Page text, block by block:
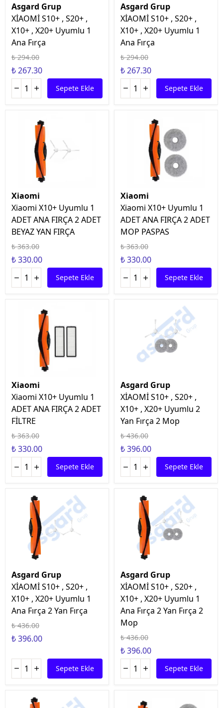
Asgard Grup
XİAOMİ S10+ , S20+ ,
X10+ , X20+ Uyumlu 1
Ana Fırça
₺ 294.00
₺ 267.30
Sepete Ekle
Asgard Grup
XİAOMİ S10+ , S20+ ,
X10+ , X20+ Uyumlu 1
Ana Fırça
₺ 294.00
₺ 267.30
Sepete Ekle
Xiaomi
Xiaomi X10+ Uyumlu 1
ADET ANA FIRÇA 2 ADET
BEYAZ YAN FIRÇA
₺ 363.00
₺ 330.00
Sepete Ekle
Xiaomi
Xiaomi X10+ Uyumlu 1
ADET ANA FIRÇA 2 ADET
MOP PASPAS
₺ 363.00
₺ 330.00
Sepete Ekle
Xiaomi
Xiaomi X10+ Uyumlu 1
ADET ANA FIRÇA 2 ADET
FİLTRE
₺ 363.00
₺ 330.00
Sepete Ekle
Asgard Grup
XİAOMİ S10+ , S20+ ,
X10+ , X20+ Uyumlu 2
Yan Fırça 2 Mop
₺ 436.00
₺ 396.00
Sepete Ekle
Asgard Grup
XİAOMİ S10+ , S20+ ,
X10+ , X20+ Uyumlu 1
Ana Fırça 2 Yan Fırça
₺ 436.00
₺ 396.00
Sepete Ekle
Asgard Grup
XİAOMİ S10+ , S20+ ,
X10+ , X20+ Uyumlu 1
Ana Fırça 2 Yan Fırça 2
Mop
₺ 436.00
₺ 396.00
Sepete Ekle